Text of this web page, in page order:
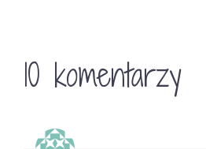
10 komentarzy